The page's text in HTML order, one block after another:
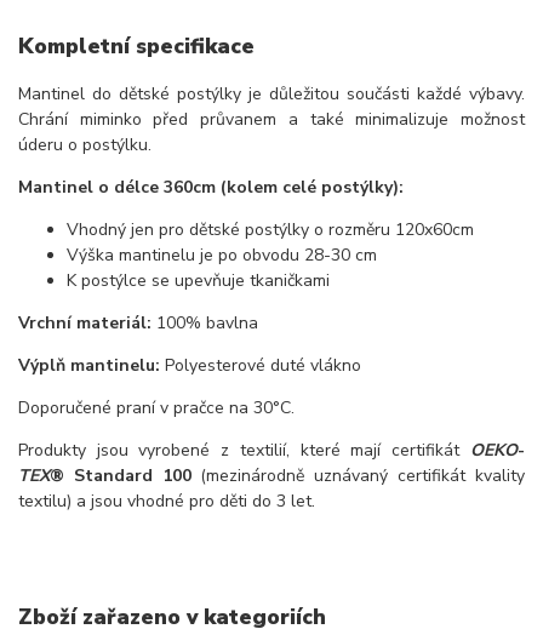
Kompletní specifikace
Mantinel do dětské postýlky je důležitou součásti každé výbavy.
Chrání miminko před průvanem a také minimalizuje možnost
úderu o postýlku.
Mantinel o délce 360cm (kolem celé postýlky):
Vhodný jen pro dětské postýlky o rozměru 120x60cm
Výška mantinelu je po obvodu 28-30 cm
K postýlce se upevňuje tkaničkami
Vrchní materiál: 100% bavlna
Výplň mantinelu: Polyesterové duté vlákno
Doporučené praní v pračce na 30°C.
Produkty jsou vyrobené z textilií, které mají certifikát OEKO-
TEX® Standard 100(mezinárodně uznávaný certifikát kvality
textilu) a jsou vhodné pro děti do 3 let.
Zboží zařazeno v kategoriích